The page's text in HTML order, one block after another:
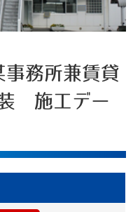
務所兼賃貸
施工デー